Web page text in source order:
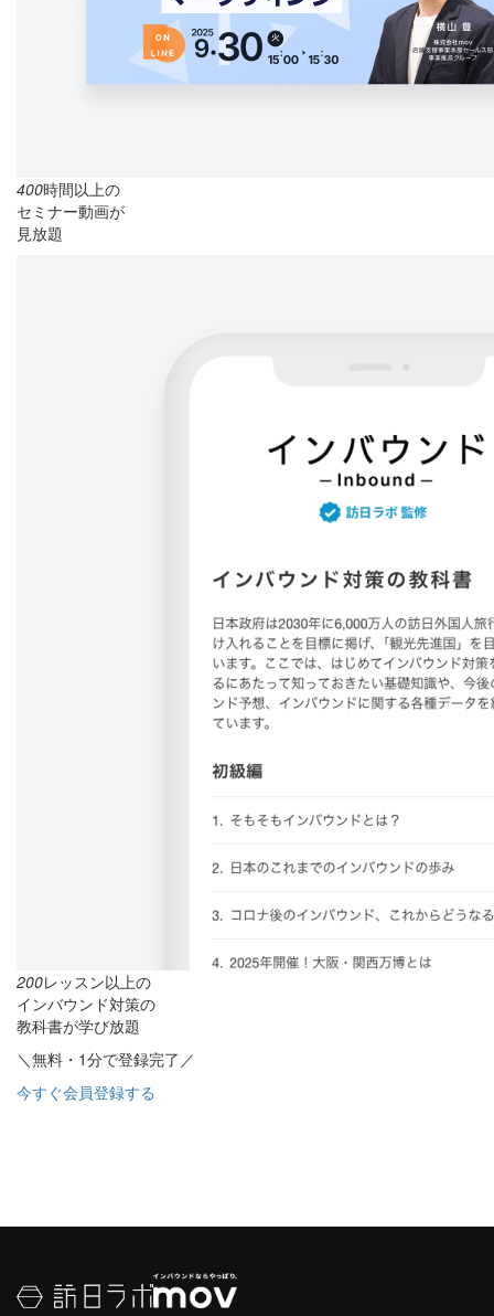
400時間以上の
セミナー動画が
見放題
200レッスン以上の
インバウンド対策の
教科書が学び放題
＼無料・1分で登録完了／
今すぐ会員登録する